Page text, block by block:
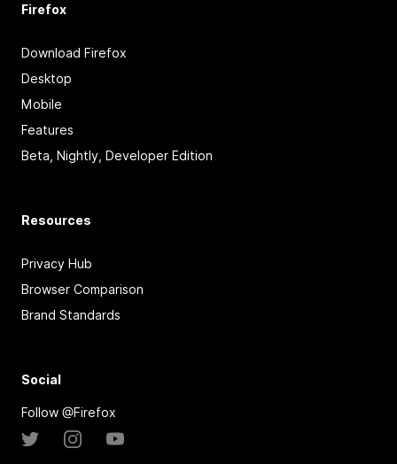
Firefox
Download Firefox
Desktop
Mobile
Features
Beta, Nightly, Developer Edition
Resources
Privacy Hub
Browser Comparison
Brand Standards
Social
Follow @Firefox